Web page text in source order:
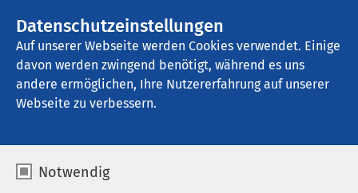
Datenschutzeinstellungen
Auf unserer Webseite werden Cookies verwendet. Einige
davon werden zwingend benötigt, während es uns
andere ermöglichen, Ihre Nutzererfahrung auf unserer
Webseite zu verbessern.
Notwendig
AMEOS Klinikum Oschersleben
Auf einen Blick